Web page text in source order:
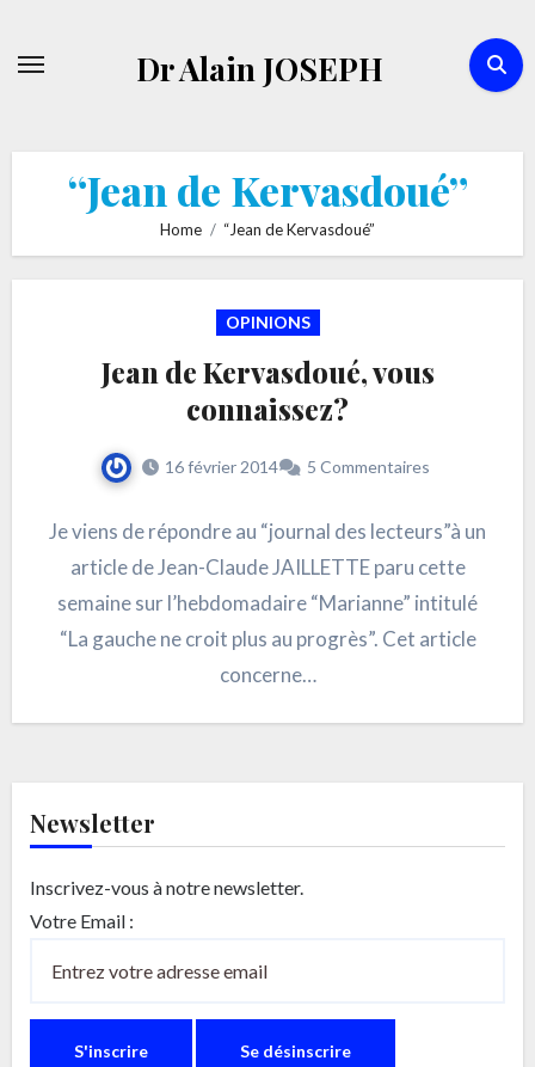
Dr Alain JOSEPH
“Jean de Kervasdoué”
Home “Jean de Kervasdoué”
OPINIONS
Jean de Kervasdoué, vous
connaissez?
16 février 2014 5 Commentaires
Je viens de répondre au “journal des lecteurs”à un
article de Jean-Claude JAILLETTE paru cette
semaine sur l’hebdomadaire “Marianne” intitulé
“La gauche ne croit plus au progrès”. Cet article
concerne…
Newsletter
Inscrivez-vous à notre newsletter.
Votre Email :